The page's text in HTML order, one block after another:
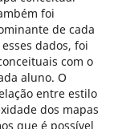
foi
de cada
dados, foi
com o
aluno. O
entre estilo
dos mapas
que é possível